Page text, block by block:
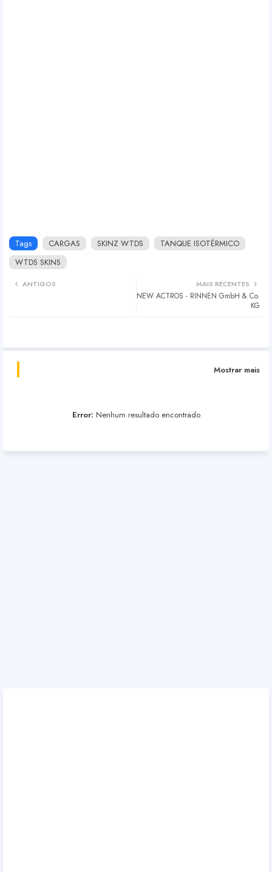
Tags CARGAS SKINZ WTDS
TANQUE ISOTÉRMICO
WTDS SKINS
MAIS RECENTES
NEW ACTROS - RINNEN GmbH & Co.
KG
ANTIGOS
Mostrar mais
Error: Nenhum resultado encontrado